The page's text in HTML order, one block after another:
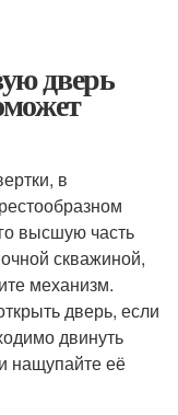
дверь
в
высшую часть
скважиной,
механизм.
дверь, если
двинуть
нащупайте её